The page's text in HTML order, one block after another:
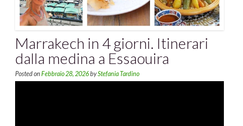
Marrakech in 4 giorni. Itinerari
dalla medina a Essaouira
Posted on Febbraio 28, 2026byStefania Tardino